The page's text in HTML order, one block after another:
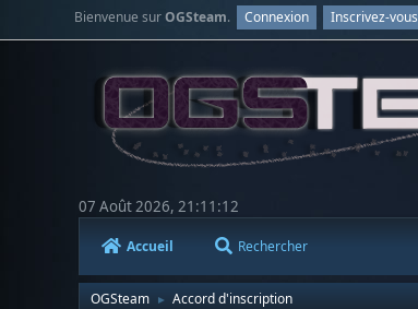
Bienvenue surOGSteam. Connexion Inscrivez-vous
07 Août 2026, 21:11:12
Accueil Rechercher
OGSteam ► Accord d'inscription